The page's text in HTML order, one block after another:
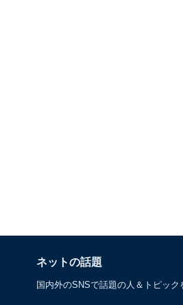
ネットの話題
国内外のSNSで話題の人＆トピッ